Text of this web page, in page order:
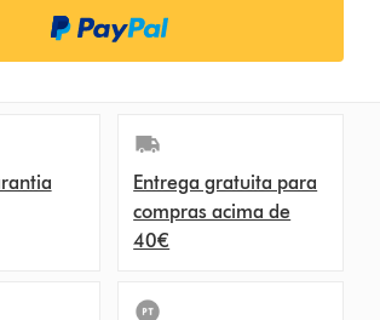
Entrega gratuita para
compras acima de
40€